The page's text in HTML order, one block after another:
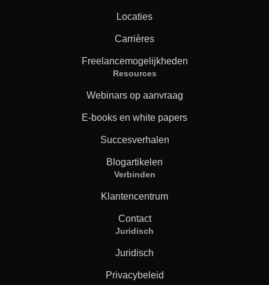
Locaties
Carrières
Freelancemogelijkheden
Resources
Webinars op aanvraag
E-books en white papers
Succesverhalen
Blogartikelen
Verbinden
Klantencentrum
Contact
Juridisch
Juridisch
Privacybeleid